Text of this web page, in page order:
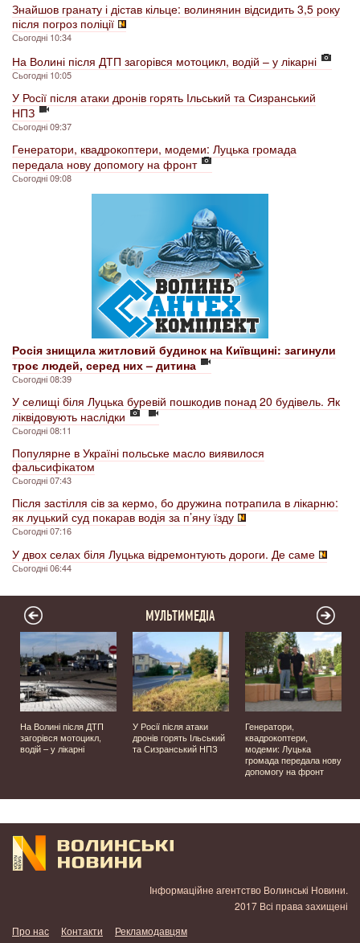
Знайшов гранату і дістав кільце: волинянин відсидить 3,5 року
після погроз поліції
Сьогодні 10:34
На Волині після ДТП загорівся мотоцикл, водій – у лікарні
Сьогодні 10:05
У Росії після атаки дронів горять Ільський та Сизранський
НПЗ
Сьогодні 09:37
Генератори, квадрокоптери, модеми: Луцька громада
передала нову допомогу на фронт
Сьогодні 09:08
Росія знищила житловий будинок на Київщині: загинули
троє людей, серед них – дитина
Сьогодні 08:39
У селищі біля Луцька буревій пошкодив понад 20 будівель. Як
ліквідовують наслідки
Сьогодні 08:11
Популярне в Україні польське масло виявилося
фальсифікатом
Сьогодні 07:43
Після застілля сів за кермо, бо дружина потрапила в лікарню:
як луцький суд покарав водія за п’яну їзду
Сьогодні 07:16
У двох селах біля Луцька відремонтують дороги. Де саме
Сьогодні 06:44
МУЛЬТИМЕДІА
На Волині після ДТП
загорівся мотоцикл,
водій – у лікарні
У Росії після атаки
дронів горять Ільський
та Сизранський НПЗ
Генератори,
квадрокоптери,
модеми: Луцька
громада передала нову
допомогу на фронт
Інформаційне агентство Волинські Новини.
2017 Всі права захищені
Про нас
Контакти Рекламодавцям